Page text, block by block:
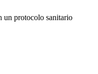
un protocolo sanitario